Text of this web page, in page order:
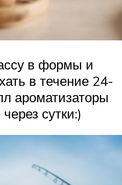
в формы и
в течение 24-
ароматизаторы
сутки:)